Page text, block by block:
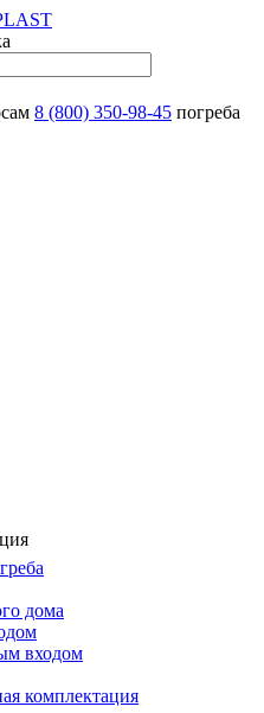
8 (800) 350-98-45 погреба
дома
входом
комплектация